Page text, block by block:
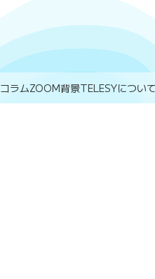
コラムZOOM背景TELESYについて